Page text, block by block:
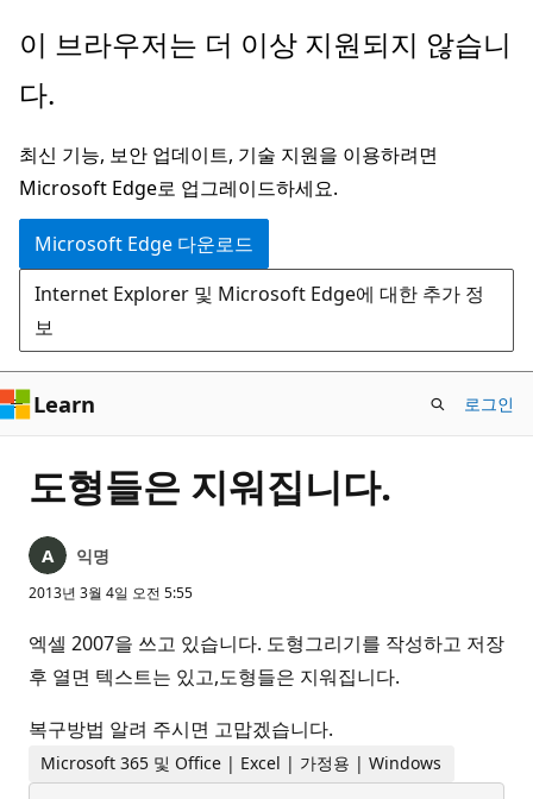
주
콘
츠
로
건
너
뛰
기
이 브라우저는 더 이상 지원되지 않습니
다.
최신 기능, 보안 업데이트, 기술 지원을 이용하려면
Microsoft Edge로 업그레이드하세요.
Microsoft Edge 다운로드
Internet Explorer 및 Microsoft Edge에 대한 추가 정
보
Learn 로그인
도형들은 지워집니다.
익명
2013년 3월 4일 오전 5:55
엑셀 2007을 쓰고 있습니다. 도형그리기를 작성하고 저장
후 열면 텍스트는 있고,도형들은 지워집니다.
복구방법 알려 주시면 고맙겠습니다.
Microsoft 365 및 Office | Excel | 가정용 | Windows